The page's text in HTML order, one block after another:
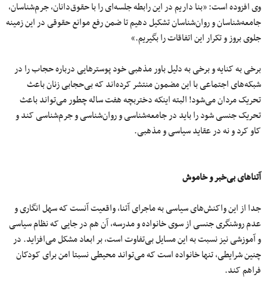
وی افزوده است: «بنا داریم در این رابطه جلسه‌ای را با حقوق‌دانان، جرم‌شناسان،
جامعه‌شناسان و روان‌شناسان تشکیل دهیم تا ضمن رفع موانع حقوقی در این زمینه
جلوی بروز و تکرار این اتفاقات را بگیریم.»
برخی به کنایه و برخی به دلیل باور مذهبی خود پوسترهایی درباره حجاب را در
شبکه‌های اجتماعی با این مضمون منتشر کرده‌اند که بی‌حجابی زنان باعث
تحریک مردان می‌شود! البته اینکه دختربچه هفت ساله چطور می‌تواند باعث
تحریک جنسی شود را باید در جامعه‌شناسی و روان‌شناسی و جرم‌شناسی کند و
کاو کرد و نه در عقاید سیاسی و مذهبی.
آتناهای بی‌خبر و خاموش
جدا از این واکنش‌های سیاسی به ماجرای آتنا، واقعیت آنست که سهل انگاری و
عدم روشنگری جنسی از سوی خانواده و مدرسه، آن هم در جایی که نظام سیاسی
و آموزشی نیز نسبت به این مسایل بی‌تفاوت است، بر ابعاد مشکل می‌افزاید. در
چنین شرایطی، تنها خانواده است که می‌تواند محیطی نسبتا امن برای کودکان
فراهم کند.